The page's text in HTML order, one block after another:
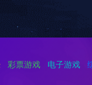
业 > 生活饮用水检测